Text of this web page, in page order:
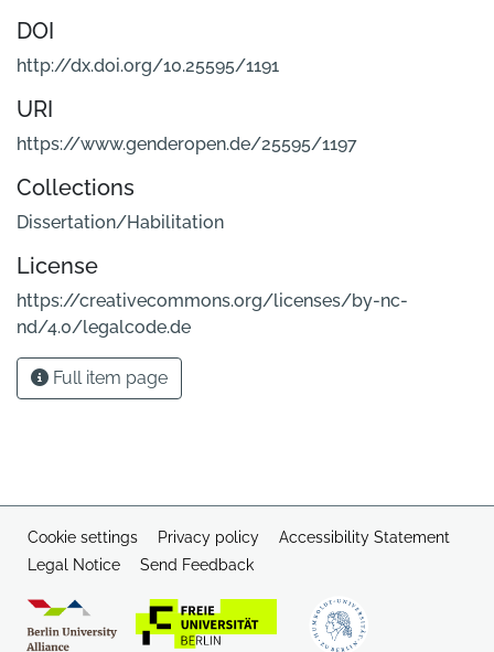
DOI
http://dx.doi.org/10.25595/1191
URI
https://www.genderopen.de/25595/1197
Collections
Dissertation/Habilitation
License
https://creativecommons.org/licenses/by-nc-
nd/4.0/legalcode.de
Full item page
Cookie settings Privacy policy
Accessibility Statement
Legal Notice
Send Feedback